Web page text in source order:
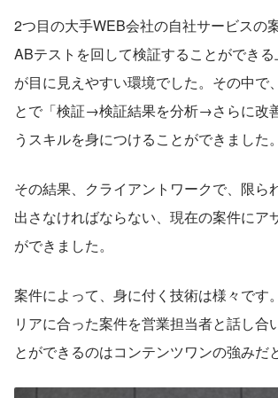
2つ目の大手WEB会社の自社サービスの
ABテストを回して検証することができ
が目に見えやすい環境でした。その中で
とで「検証→検証結果を分析→さらに改
うスキルを身につけることができました。
その結果、クライアントワークで、限ら
出さなければならない、現在の案件にア
ができました。
案件によって、身に付く技術は様々です
リアに合った案件を営業担当者と話し合
とができるのはコンテンツワンの強みだ